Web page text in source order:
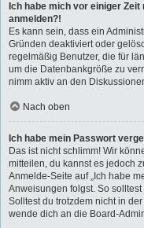
Ich habe mich vor einiger
anmelden?!
Es kann sein, dass ein
Gründen deaktiviert oder
regelmäßig Benutzer, die für
um die Datenbankgröße zu
nimm aktiv an den
Nach oben
Ich habe mein Passwort
Das ist nicht schlimm! Wir
mitteilen, du kannst es jedoch
Anmelde-Seite auf „Ich habe
Anweisungen folgst. So
Solltest du trotzdem nicht in
wende dich an die Board-